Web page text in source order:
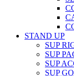
STAND UP
SUP
SUP
SUP
SUP